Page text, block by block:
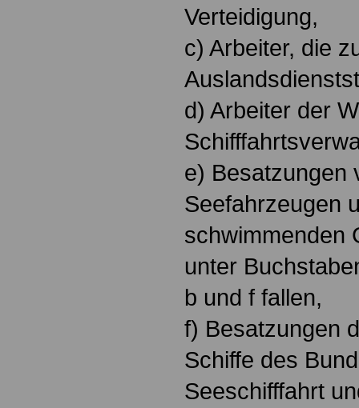
Verteidigung,
c) Arbeiter, die
d) Arbeiter der
e) Besatzungen
Seefahrzeugen
schwimmenden
unter
b und f fallen,
f) Besatzungen
Schiffe des
Seeschifffahrt